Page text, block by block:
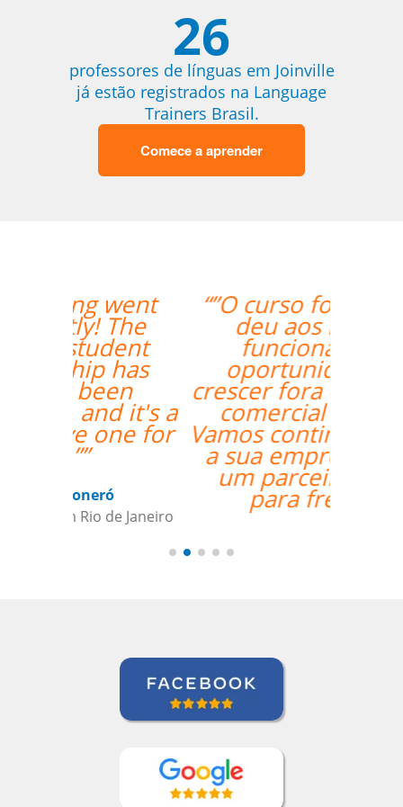
26
professores de línguas em Joinville
já estão registrados na Language
Trainers Brasil.
Comece a aprender
“”O curso foi ótimo, e
deu aos nossos
funcionários a
oportunidade de
crescer fora do horário
comercial normal.
Vamos continuar a usar
a sua empresa como
um parceiro daqui
para frente””
Curso de Inglês em Indianapolis,